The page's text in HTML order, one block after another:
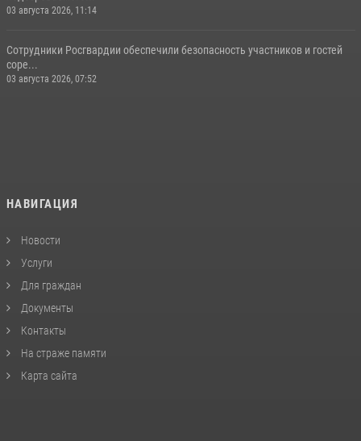
03 августа 2026, 11:14
Сотрудники Росгвардии обеспечили безопасность участников и гостей
соре...
03 августа 2026, 07:52
НАВИГАЦИЯ
Новости
Услуги
Для граждан
Документы
Контакты
На страже памяти
Карта сайта